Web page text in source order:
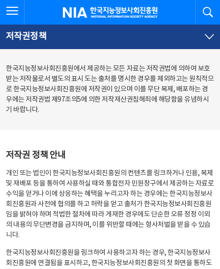
문
로
가
체
뉴
바
가
한국지능정보사회진흥원
저작권정책
한국지능정보사회진흥원에서 제공하는 모든 자료는 저작권법에 의하여 보호
받는 저작물로서 별도의 표시 도는 출처를 명시한 경우를 제외하고는 원칙적으
로 한국지능정보사회진흥원에 저작권이 있으며 이를 무단 복제, 배포하는 경
우에는 저작권법 제97조의5에 의한 저작재산권침해죄에 해당함을 유념하시
기 바랍니다.
저작권 정책 안내
개인 또는 법인이 한국지능정보사회진흥원의 컨텐츠를 링크하거나 인용, 복제
및 재배포 등을 통하여 사용하실 때와 통합전자 민원창구에서 제공하는 자료로
수익을 얻거나 이에 상응하는 혜택을 누리고자 하는 경우에는 한국지능정보사
회진흥원과 사전에 협의를 하고 허락을 얻고 출처가 한국지능정보사회진흥원
임을 밝혀야 하며 적법한 절차에 따라 게재한 경우에도 단순한 오류 정정 이외
의 내용의 무단변경을 금지하며, 이를 위반할 때에는 형사처벌을 받을 수 있습
니다.
한국지능정보사회진흥원을 링크하여 사용하고자 하는 경우, 한국지능정보사
회진흥원에 연결됨을 표시하고, 한국지능정보사회진흥원의 첫 화면을 통하도